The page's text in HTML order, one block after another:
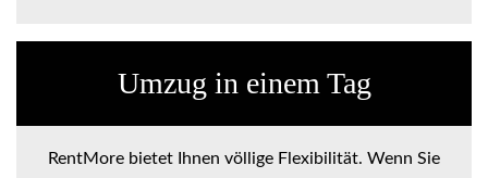
Umzug in einem Tag
RentMore bietet Ihnen völlige Flexibilität. Wenn Sie